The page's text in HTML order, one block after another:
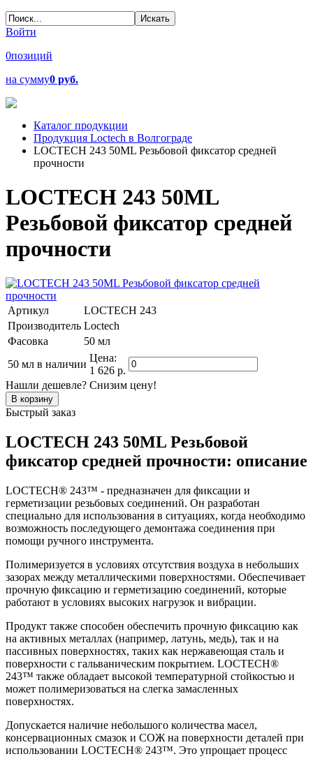
Войти
0позиций
на сумму0 руб.
Каталог продукции
Продукция Loctech в Волгограде
LOCTECH 243 50ML Резьбовой фиксатор средней
прочности
LOCTECH 243 50ML
Резьбовой фиксатор средней
прочности
Артикул
LOCTECH 243
Производитель Loctech
Фасовка
50 мл
50 мл в наличии
Цена:
1 626 р.
Нашли дешевле? Снизим цену!
Быстрый заказ
LOCTECH 243 50ML Резьбовой
фиксатор средней прочности: описание
LOCTECH® 243™ - предназначен для фиксации и
герметизации резьбовых соединений. Он разработан
специально для использования в ситуациях, когда необходимо
возможность последующего демонтажа соединения при
помощи ручного инструмента.
Полимеризуется в условиях отсутствия воздуха в небольших
зазорах между металлическими поверхностями. Обеспечивает
прочную фиксацию и герметизацию соединений, которые
работают в условиях высоких нагрузок и вибрации.
Продукт также способен обеспечить прочную фиксацию как
на активных металлах (например, латунь, медь), так и на
пассивных поверхностях, таких как нержавеющая сталь и
поверхности с гальваническим покрытием. LOCTECH®
243™ также обладает высокой температурной стойкостью и
может полимеризоваться на слегка замасленных
поверхностях.
Допускается наличие небольшого количества масел,
консервационных смазок и СОЖ на поверхности деталей при
использовании LOCTECH® 243™. Это упрощает процесс